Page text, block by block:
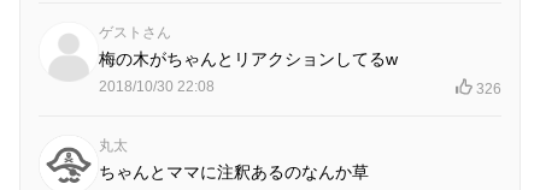
ゲストさん
梅の木がちゃんとリアクションしてるw
2018/10/30 22:08 326
丸太
ちゃんとママに注釈あるのなんか草